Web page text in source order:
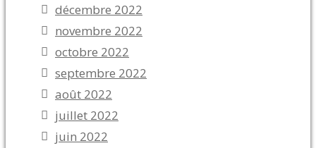
décembre 2022
novembre 2022
octobre 2022
septembre 2022
août 2022
juillet 2022
juin 2022